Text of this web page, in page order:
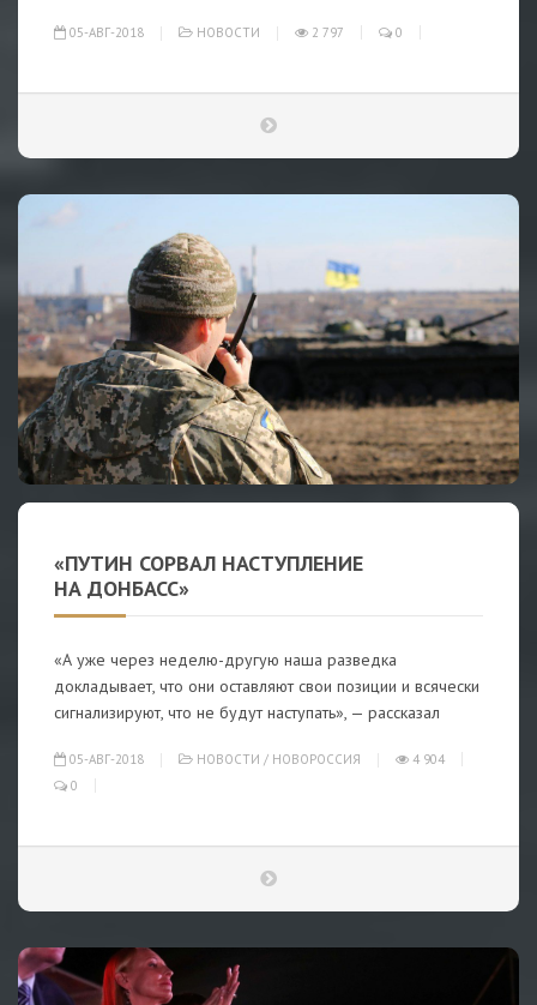
05-АВГ-2018 НОВОСТИ 2 797 0
«ПУТИН СОРВАЛ НАСТУПЛЕНИЕ
НА ДОНБАСС»
«А уже через неделю-другую наша разведка
докладывает, что они оставляют свои позиции и всячески
сигнализируют, что не будут наступать», — рассказал
05-АВГ-2018 НОВОСТИ / НОВОРОССИЯ
4 904
0